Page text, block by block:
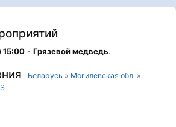
15:00 - Грязевой медведь.
Беларусь » Могилёвская обл. »